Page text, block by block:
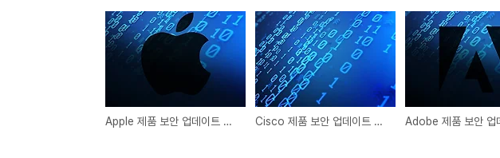
Apple 제품 보안 업데이트 권고 Cisco 제품 보안 업데이트 권고